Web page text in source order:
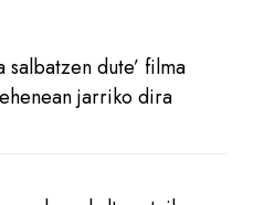
dute’ filma
jarriko dira